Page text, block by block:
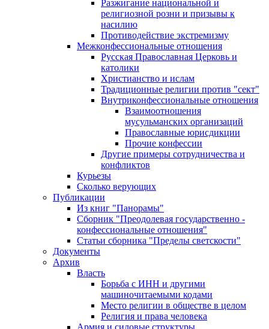
Разжигание национальной и
религиозной розни и призывы к
насилию
Противодействие экстремизму
Межконфессиональные отношения
Русская Православная Церковь и
католики
Христианство и ислам
Традиционные религии против "сект"
Внутриконфессиональные отношения
Взаимоотношения
мусульманских организаций
Православные юрисдикции
Прочие конфессии
Другие примеры сотрудничества и
конфликтов
Курьезы
Сколько верующих
Публикации
Из книг "Панорамы"
Сборник "Преодолевая государственно -
конфессиональные отношения"
Статьи сборника "Пределы светскости"
Документы
Архив
Власть
Борьба с ИНН и другими
машиночитаемыми кодами
Место религии в обществе в целом
Религия и права человека